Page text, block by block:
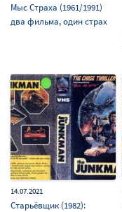
Мыс Страха (1961/1991)
два фильма, один страх
14.07.2021
Старьёвщик (1982):